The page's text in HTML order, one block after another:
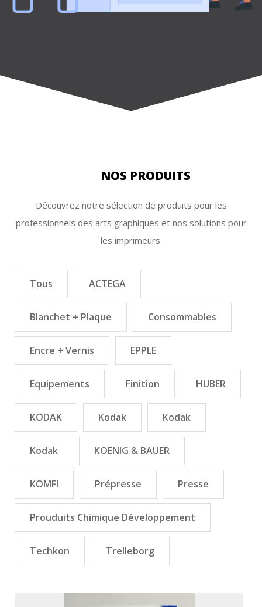
NOS PRODUITS
Découvrez notre sélection de produits pour les
professionnels des arts graphiques et nos solutions pour
les imprimeurs.
Tous ACTEGA
Blanchet + Plaque Consommables
Encre + Vernis EPPLE
Equipements Finition HUBER
KODAK Kodak Kodak
Kodak KOENIG & BAUER
KOMFI Prépresse Presse
Prouduits Chimique Développement
Techkon Trelleborg